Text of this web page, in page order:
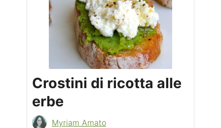
Crostini di ricotta alle
erbe
Myriam Amato